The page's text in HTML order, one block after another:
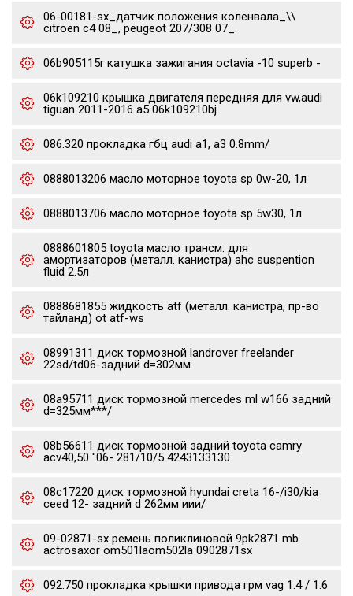
06-00181-sx_датчик положения коленвала_\\
citroen c4 08_, peugeot 207/308 07_
06b905115r катушка зажигания octavia -10 superb -
06k109210 крышка двигателя передняя для vw,audi
tiguan 2011-2016 a5 06k109210bj
086.320 прокладка гбц audi a1, a3 0.8mm/
0888013206 масло моторное toyota sp 0w-20, 1л
0888013706 масло моторное toyota sp 5w30, 1л
0888601805 toyota масло трансм. для
амортизаторов (металл. канистра) ahc suspention
fluid 2.5л
0888681855 жидкость atf (металл. канистра, пр-во
тайланд) ot atf-ws
08991311 диск тормозной landrover freelander
22sd/td06-задний d=302мм
08a95711 диск тормозной mercedes ml w166 задний
d=325мм***/
08b56611 диск тормозной задний toyota camry
acv40,50 "06- 281/10/5 4243133130
08c17220 диск тормозной hyundai creta 16-/i30/kia
ceed 12- задний d 262мм иии/
09-02871-sx ремень поликлиновой 9pk2871 mb
actrosaxor om501laom502la 0902871sx
092.750 прокладка крышки привода грм vag 1.4 / 1.6